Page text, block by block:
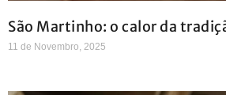
São Martinho: o calor da
11 de Novembro, 2025